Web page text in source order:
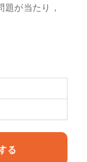
が当たり，